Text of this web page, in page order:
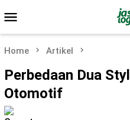
to
contentMenu
Home Artikel
Perbedaan Dua
Otomotif